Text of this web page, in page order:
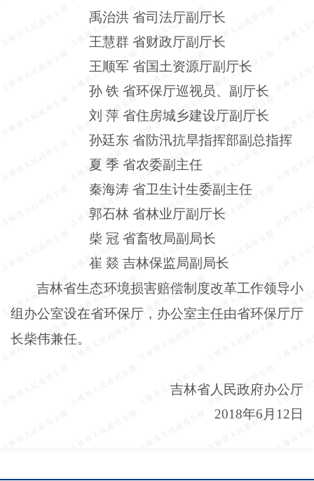
禹治洪 省司法厅副厅长
王慧群 省财政厅副厅长
王顺军 省国土资源厅副厅长
孙 铁 省环保厅巡视员、副厅长
刘 萍 省住房城乡建设厅副厅长
孙廷东 省防汛抗旱指挥部副总指挥
夏 季 省农委副主任
秦海涛 省卫生计生委副主任
郭石林 省林业厅副厅长
柴 冠 省畜牧局副局长
崔 燚 吉林保监局副局长
吉林省生态环境损害赔偿制度改革工作领导小
组办公室设在省环保厅，办公室主任由省环保厅厅
长柴伟兼任。
吉林省人民政府办公厅
2018年6月12日